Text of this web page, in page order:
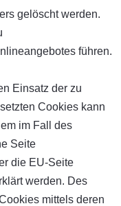
gelöscht werden.
führen.
Einsatz der zu
Cookies kann
im Fall des
Seite
die EU-Seite
werden. Des
mittels deren